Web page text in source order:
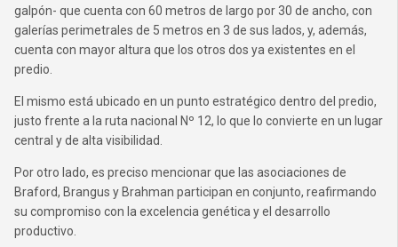
galpón- que cuenta con 60 metros de largo por 30 de ancho, con
galerías perimetrales de 5 metros en 3 de sus lados, y, además,
cuenta con mayor altura que los otros dos ya existentes en el
predio.
El mismo está ubicado en un punto estratégico dentro del predio,
justo frente a la ruta nacional Nº 12, lo que lo convierte en un lugar
central y de alta visibilidad.
Por otro lado, es preciso mencionar que las asociaciones de
Braford, Brangus y Brahman participan en conjunto, reafirmando
su compromiso con la excelencia genética y el desarrollo
productivo.